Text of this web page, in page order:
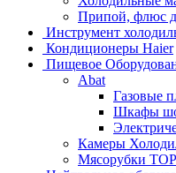
Припой, флюс
Инструмент
Кондиционеры Haier
Пищевое
Abat
Газовые
Шкафы
Камеры
Мясорубки